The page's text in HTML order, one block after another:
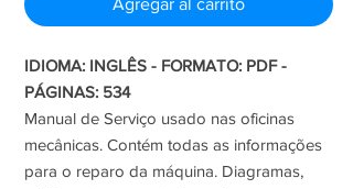
Agregar al carrito
IDIOMA: INGLÊS - FORMATO: PDF -
PÁGINAS: 534
Manual de Serviço usado nas oficinas
mecânicas. Contém todas as informações
para o reparo da máquina. Diagramas,